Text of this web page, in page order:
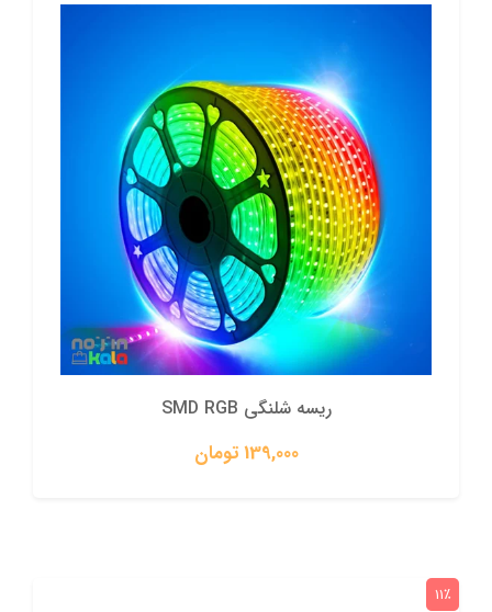
ریسه شلنگی SMD RGB
139,000 تومان
11٪